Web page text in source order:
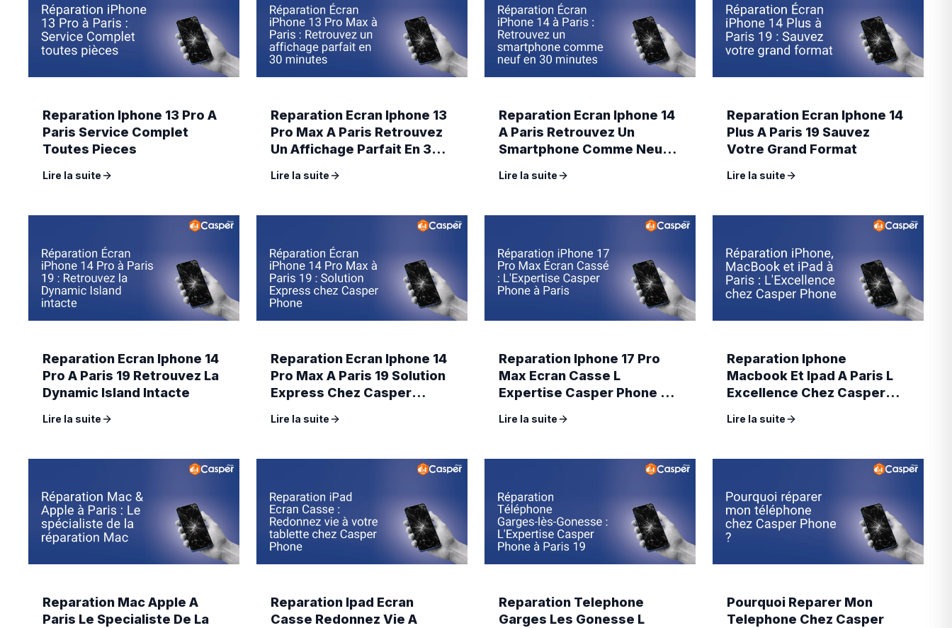
Reparation Iphone 13 Pro A
Paris Service Complet
Toutes Pieces
Lire la suite
Reparation Ecran Iphone 13
Pro Max A Paris Retrouvez
Un Affichage Parfait En 30
Lire la suite
Reparation Ecran Iphone 14
A Paris Retrouvez Un
Smartphone Comme Neuf
Lire la suite
Reparation Ecran Iphone 14
Plus A Paris 19 Sauvez
Votre Grand Format
Lire la suite
Reparation Ecran Iphone 14
Pro A Paris 19 Retrouvez La
Dynamic Island Intacte
Lire la suite
Reparation Ecran Iphone 14
Pro Max A Paris 19 Solution
Express Chez Casper
Lire la suite
Reparation Iphone 17 Pro
Max Ecran Casse L
Expertise Casper Phone A
Lire la suite
Reparation Iphone
Macbook Et Ipad A Paris L
Excellence Chez Casper
Lire la suite
Reparation Mac Apple A
Paris Le Specialiste De La
Reparation Ipad Ecran
Casse Redonnez Vie A
Reparation Telephone
Garges Les Gonesse L
Pourquoi Reparer Mon
Telephone Chez Casper